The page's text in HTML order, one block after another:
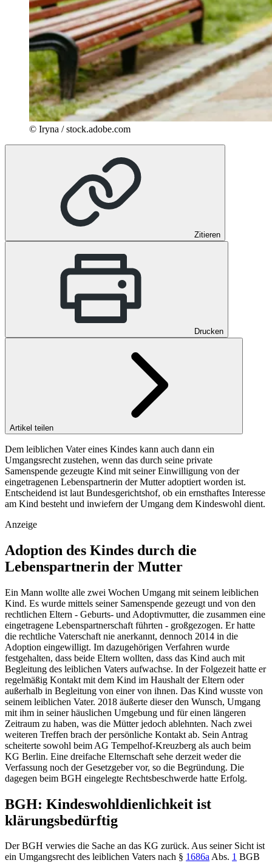
© Iryna / stock.adobe.com
Zitieren
Drucken
Artikel teilen
Dem leiblichen Vater eines Kindes kann auch dann ein
Umgangsrecht zustehen, wenn das durch seine private
Samenspende gezeugte Kind mit seiner Einwilligung von der
eingetragenen Lebenspartnerin der Mutter adoptiert worden ist.
Entscheidend ist laut Bundesgerichtshof, ob ein ernsthaftes Interesse
am Kind besteht und inwiefern der Umgang dem Kindeswohl dient.
Anzeige
Adoption des Kindes durch die
Lebenspartnerin der Mutter
Ein Mann wollte alle zwei Wochen Umgang mit seinem leiblichen
Kind. Es wurde mittels seiner Samenspende gezeugt und von den
rechtlichen Eltern - Geburts- und Adoptivmutter, die zusammen eine
eingetragene Lebenspartnerschaft führten - großgezogen. Er hatte
die rechtliche Vaterschaft nie anerkannt, dennoch 2014 in die
Adoption eingewilligt. Im dazugehörigen Verfahren wurde
festgehalten, dass beide Eltern wollten, dass das Kind auch mit
Begleitung des leiblichen Vaters aufwachse. In der Folgezeit hatte er
regelmäßig Kontakt mit dem Kind im Haushalt der Eltern oder
außerhalb in Begleitung von einer von ihnen. Das Kind wusste von
seinem leiblichen Vater. 2018 äußerte dieser den Wunsch, Umgang
mit ihm in seiner häuslichen Umgebung und für einen längeren
Zeitraum zu haben, was die Mütter jedoch ablehnten. Nach zwei
weiteren Treffen brach der persönliche Kontakt ab. Sein Antrag
scheiterte sowohl beim AG Tempelhof-Kreuzberg als auch beim
KG Berlin. Eine dreifache Elternschaft sehe derzeit weder die
Verfassung noch der Gesetzgeber vor, so die Begründung. Die
dagegen beim BGH eingelegte Rechtsbeschwerde hatte Erfolg.
BGH: Kindeswohldienlichkeit ist
klärungsbedürftig
DerBGH verwies die Sache an das KG zurück. Aus seiner Sicht ist
ein Umgangsrecht des leiblichen Vaters nach § 1686aAbs. 1 BGB